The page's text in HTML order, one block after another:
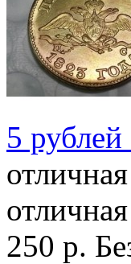
5 рублей
250 р.